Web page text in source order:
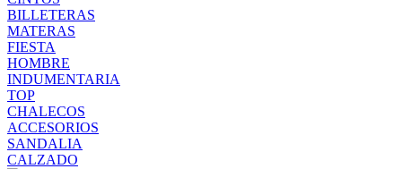
BILLETERAS
MATERAS
FIESTA
HOMBRE
INDUMENTARIA
TOP
CHALECOS
ACCESORIOS
SANDALIA
CALZADO